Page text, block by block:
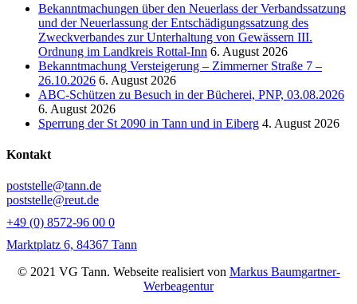
Bekanntmachungen über den Neuerlass der Verbandssatzung
und der Neuerlassung der Entschädigungssatzung des
Zweckverbandes zur Unterhaltung von Gewässern III.
Ordnung im Landkreis Rottal-Inn 6. August 2026
Bekanntmachung Versteigerung – Zimmerner Straße 7 –
26.10.2026 6. August 2026
ABC-Schützen zu Besuch in der Bücherei, PNP, 03.08.2026
6. August 2026
Sperrung der St 2090 in Tann und in Eiberg 4. August 2026
Kontakt
poststelle@tann.de
poststelle@reut.de
+49 (0) 8572-96 00 0
Marktplatz 6, 84367 Tann
© 2021 VG Tann. Webseite realisiert von Markus Baumgartner-
Werbeagentur